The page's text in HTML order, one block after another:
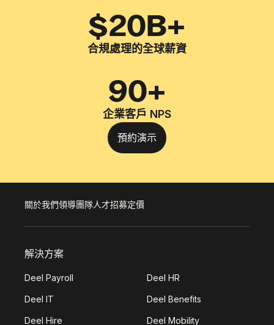
$20B+
合規處理的全球薪資
90+
企業客戶 NPS
預約演示
關於我們領導團隊人才招募定價
解決方案
Deel Payroll Deel HR
Deel IT Deel Benefits
Deel Hire Deel Mobility